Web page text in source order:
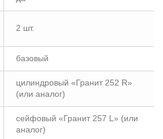
2 шт.
базовый
цилиндровый «Гранит 252 R»
(или аналог)
сейфовый «Гранит 257 L» (или
аналог)